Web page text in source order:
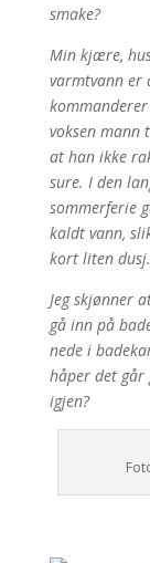
smake?
Min kjære,
varmtvann er
voksen mann
at han ikke
sure. I den
sommerferie
kaldt vann,
kort liten
Jeg skjønner
gå inn på
nede i
håper det
igjen?